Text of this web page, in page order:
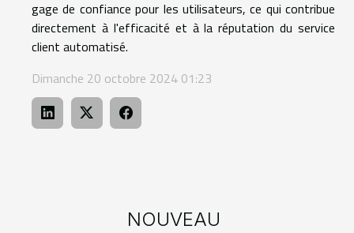
NOUVEAU
gage de confiance pour les utilisateurs, ce qui contribue
directement à l'efficacité et à la réputation du service
client automatisé.
Dimanche 20 octobre 2024 01:23